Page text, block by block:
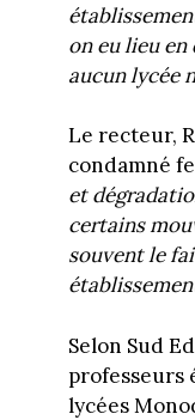
on eu lieu en
aucun lycée
Le recteur,
condamné
et
certains
souvent le
Selon Sud
professeurs
lycées